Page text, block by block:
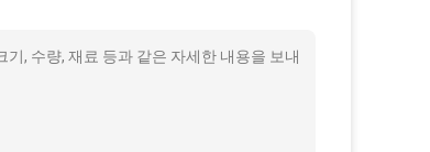
, 수량, 재료 등과 같은 자세한 내용을 보내